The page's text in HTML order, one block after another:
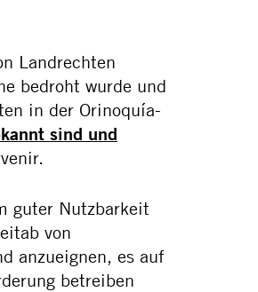
Landrechten
bedroht wurde und
in der Orinoquía-
sind und
guter Nutzbarkeit
von
anzueignen, es auf
betreiben